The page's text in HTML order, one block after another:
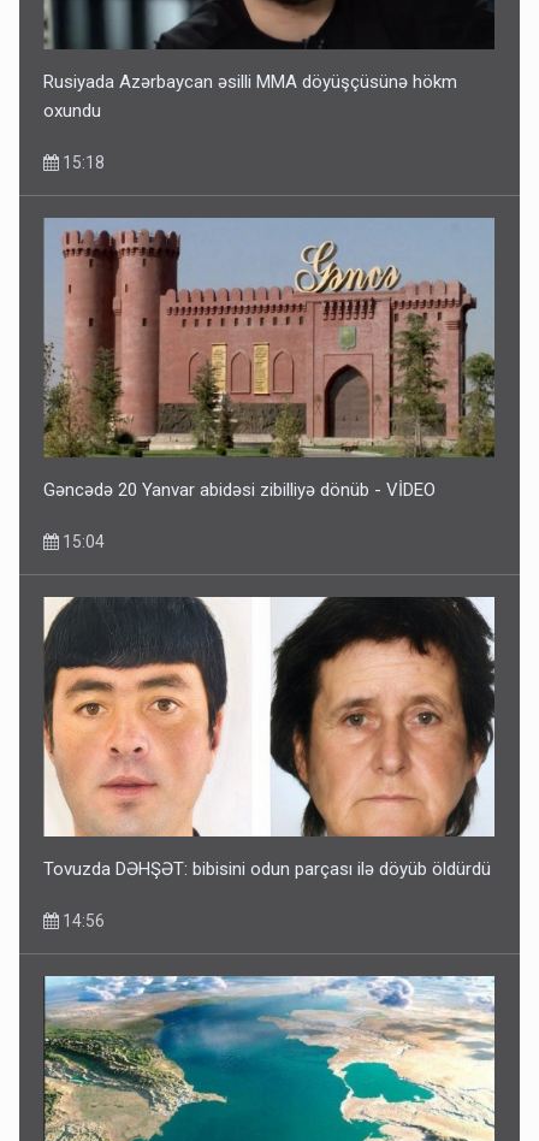
Rusiyada Azərbaycan əsilli MMA döyüşçüsünə hökm
oxundu
15:18
Gəncədə 20 Yanvar abidəsi zibilliyə dönüb - VİDEO
15:04
Tovuzda DƏHŞƏT: bibisini odun parçası ilə döyüb öldürdü
14:56